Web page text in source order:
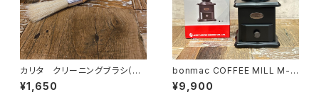
カリタ クリーニングブラシ（ミ
ルブラシ）
¥1,650
bonmac COFFEE MILL M-1
（復刻版）
¥9,900